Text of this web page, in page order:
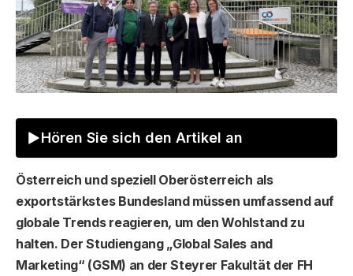
Hören Sie sich den Artikel an
Österreich und speziell Oberösterreich als
exportstärkstes Bundesland müssen umfassend auf
globale Trends reagieren, um den Wohlstand zu
halten. Der Studiengang „Global Sales and
Marketing“ (GSM) an der Steyrer Fakultät der FH